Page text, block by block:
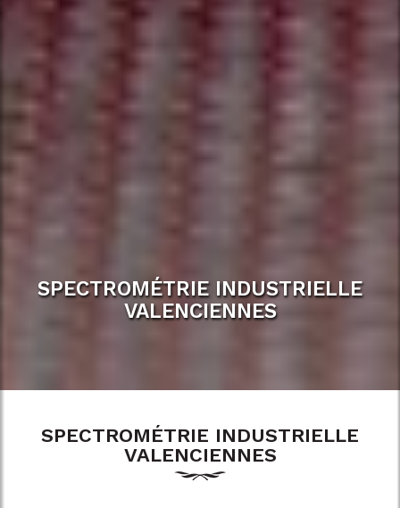
SPECTROMÉTRIE INDUSTRIELLE
VALENCIENNES
SPECTROMÉTRIE INDUSTRIELLE
VALENCIENNES